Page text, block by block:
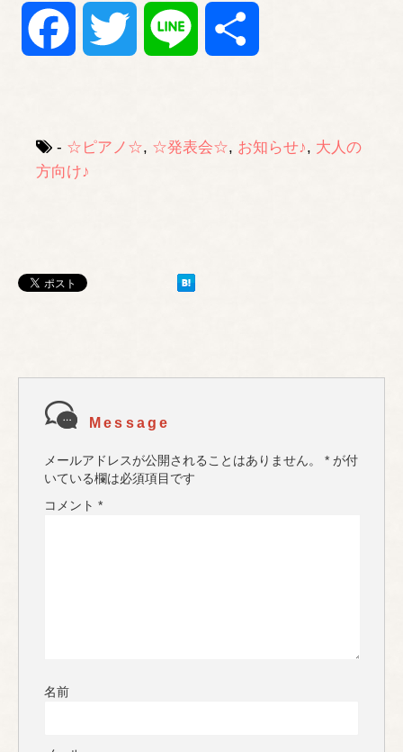
Facebook Twitter Line
- ☆ピアノ☆, ☆発表会☆, お知らせ♪, 大人の
方向け♪
Message
メールアドレスが公開されることはありません。 * が付
いている欄は必須項目です
コメント *
名前